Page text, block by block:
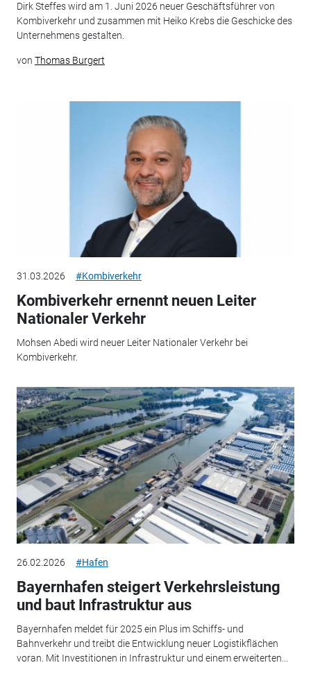
Dirk Steffes wird am 1. Juni 2026 neuer Geschäftsführer von
Kombiverkehr und zusammen mit Heiko Krebs die Geschicke des
Unternehmens gestalten.
von Thomas Burgert
31.03.2026 #Kombiverkehr
Kombiverkehr ernennt neuen Leiter
Nationaler Verkehr
Mohsen Abedi wird neuer Leiter Nationaler Verkehr bei
Kombiverkehr.
26.02.2026 #Hafen
Bayernhafen steigert Verkehrsleistung
und baut Infrastruktur aus
Bayernhafen meldet für 2025 ein Plus im Schiffs- und
Bahnverkehr und treibt die Entwicklung neuer Logistikflächen
voran. Mit Investitionen in Infrastruktur und einem erweiterten...